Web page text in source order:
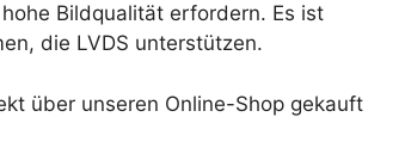
Bildqualität erfordern. Es ist
die LVDS unterstützen.
über unseren Online-Shop gekauft